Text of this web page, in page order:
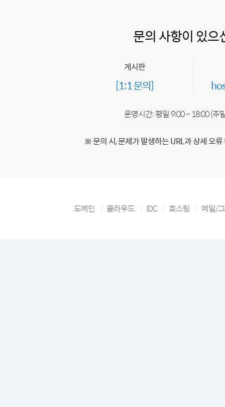
문의 사항이 있으
게시판
[1:1 문의]
운영시간: 평일 9:00 ~ 18:00 (주
※ 문의 시, 문제가 발생하는 URL과 상세 오
도메인 클라우드 IDC 호스팅 메일/